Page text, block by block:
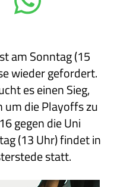
am Sonntag (15
wieder gefordert.
es einen Sieg,
um die Playoffs zu
gegen die Uni
(13 Uhr) findet in
statt.